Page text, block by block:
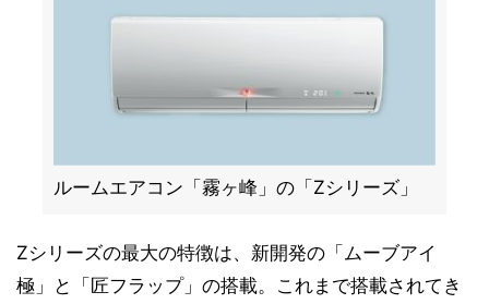
ルームエアコン「霧ヶ峰」の「Zシリーズ」
Zシリーズの最大の特徴は、新開発の「ムーブアイ
極」と「匠フラップ」の搭載。これまで搭載されてき